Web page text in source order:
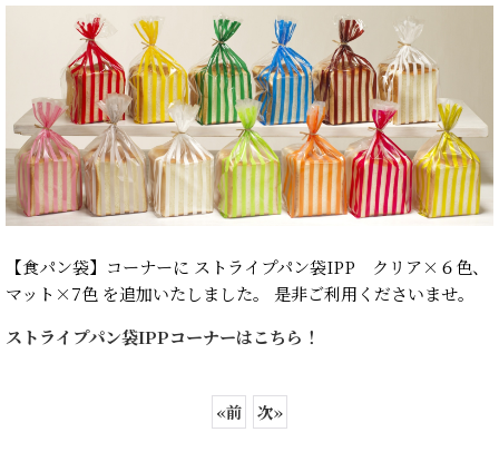
【食パン袋】コーナーに ストライプパン袋IPP クリア×６色、
マット×7色 を追加いたしました。 是非ご利用くださいませ。
ストライプパン袋IPPコーナーはこちら！
«前 次»